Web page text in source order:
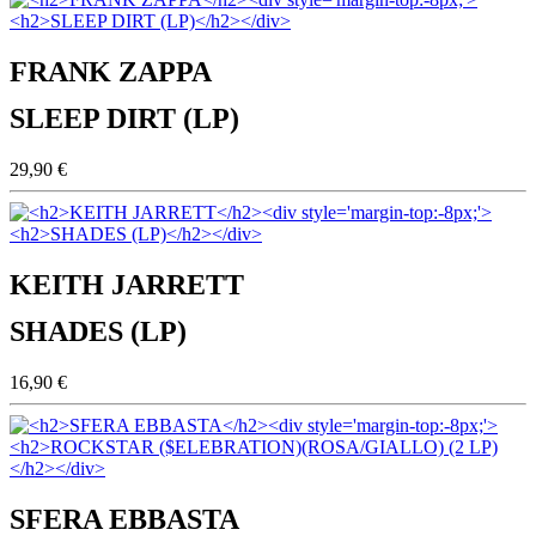
FRANK ZAPPA
SLEEP DIRT (LP)
29,90 €
KEITH JARRETT
SHADES (LP)
16,90 €
SFERA EBBASTA